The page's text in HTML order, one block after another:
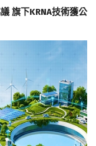
旗下KRNA技術獲公